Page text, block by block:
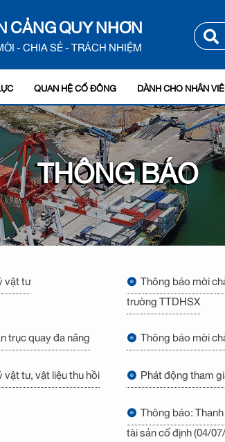
CẢNG QUY NHƠN
- CHIA SẺ - TRÁCH NHIỆM
QUAN HỆ CỔ ĐÔNG DÀNH CHO NHÂN
THÔNG BÁO
vật tư
Thông báo mời
trường TTDHSX
trục quay đa năng
Thông báo mời
tư, vật liệu thu hồi
Phát động tham
Thông báo:
tài sản cố định (04/